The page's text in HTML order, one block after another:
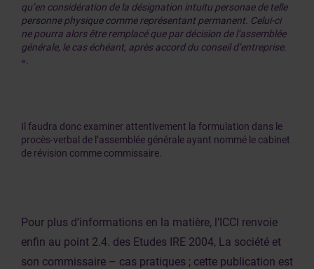
qu’en considération de la désignation intuitu personae de telle
personne physique comme représentant permanent. Celui-ci
ne pourra alors être remplacé que par décision de l’assemblée
générale, le cas échéant, après accord du conseil d’entreprise.
».
Il faudra donc examiner attentivement la formulation dans le
procès-verbal de l’assemblée générale ayant nommé le cabinet
de révision comme commissaire.
Pour plus d’informations en la matière, l’ICCI renvoie
enfin au point 2.4. des Etudes IRE 2004, La société et
son commissaire – cas pratiques ; cette publication est